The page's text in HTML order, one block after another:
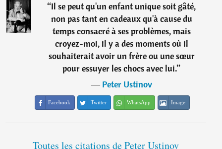
“Il se peut qu'un enfant unique soit gâté,
non pas tant en cadeaux qu'à cause du
temps consacré à ses problèmes, mais
croyez-moi, il y a des moments où il
souhaiterait avoir un frère ou une sœur
pour essuyer les chocs avec lui.”
―Peter Ustinov
Facebook Twitter WhatsApp Image
Toutes les citations de Peter Ustinov